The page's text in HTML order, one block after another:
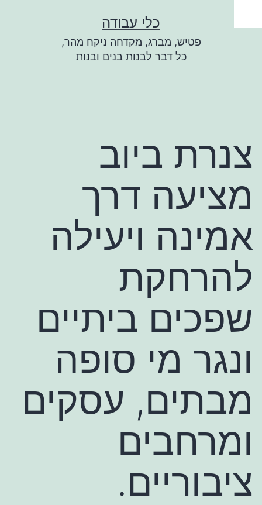
לתוכן
כלי עבודה
פטיש, מברג, מקדחה ניקח מהר,
כל דבר לבנות בנים ובנות
צנרת ביוב
מציעה דרך
אמינה ויעילה
להרחקת
שפכים ביתיים
ונגר מי סופה
מבתים, עסקים
ומרחבים
ציבוריים.